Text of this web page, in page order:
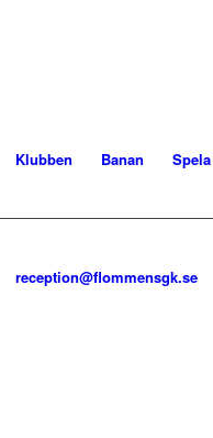
Klubben Banan Spela
reception@flommensgk.se